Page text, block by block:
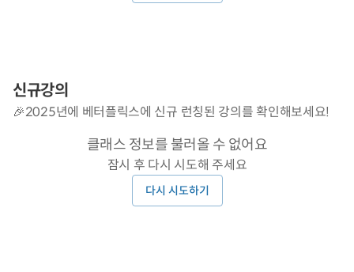
신규강의
🎉2025년에 베터플릭스에 신규 런칭된 강의를 확인해보세요!
클래스 정보를 불러올 수 없어요
잠시 후 다시 시도해 주세요
다시 시도하기